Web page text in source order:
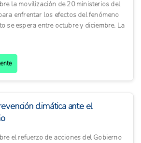
la movilización de 20 ministerios del
enfrentar los efectos del fenómeno
se espera entre octubre y diciembre. La
climática ante el
el refuerzo de acciones del Gobierno